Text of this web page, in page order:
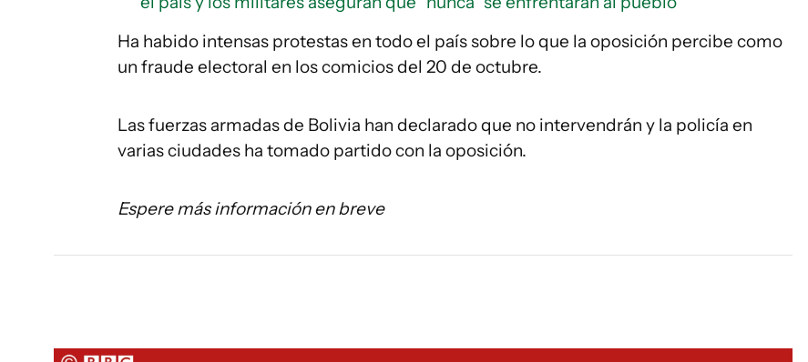
Ha habido intensas protestas en todo el país sobre lo que la oposición percibe como
un fraude electoral en los comicios del 20 de octubre.
Las fuerzas armadas de Bolivia han declarado que no intervendrán y la policía en
varias ciudades ha tomado partido con la oposición.
Espere más información en breve